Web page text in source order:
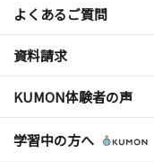
よくあるご質問
資料請求
KUMON体験者の声
学習中の方へ